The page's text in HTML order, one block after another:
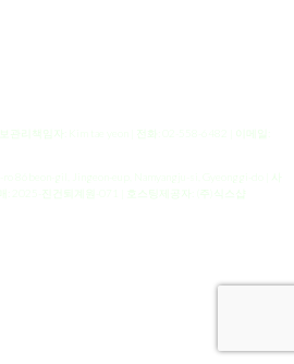
관리책임자: Kim tae yeon | 전화: 02-558-6482 | 이메일:
86beon-gil, Jingeon-eup, Namyangju-si, Gyeonggi-do | 사
: 2025-진건퇴계원-071 | 호스팅제공자: (주)식스샵